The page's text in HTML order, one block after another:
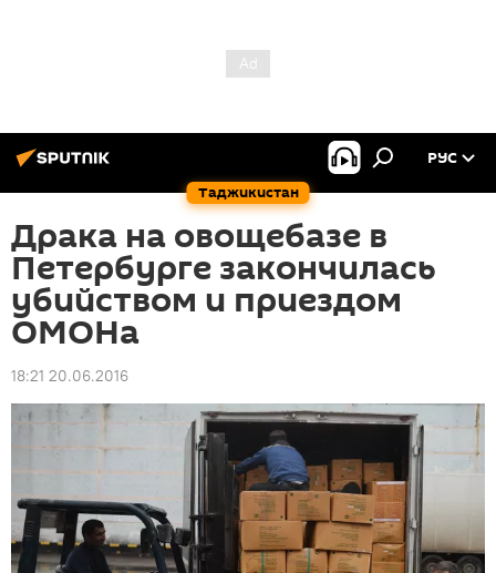
Таджикистан
РУС
Драка на овощебазе в
Петербурге закончилась
убийством и приездом
ОМОНа
18:21 20.06.2016